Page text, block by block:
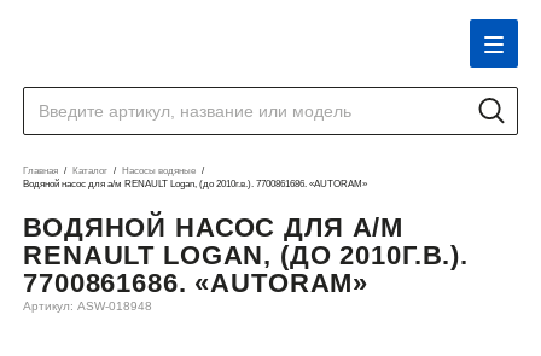
Главная Каталог
Насосы водяные
Водяной насос для а/м RENAULT Logan, (до 2010г.в.). 7700861686. «AUTORAM»
ВОДЯНОЙ НАСОС ДЛЯ А/М
RENAULT LOGAN, (ДО 2010Г.В.).
7700861686. «AUTORAM»
Артикул: ASW-018948